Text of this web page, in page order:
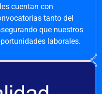
cuentan con
tanto del
que nuestros
laborales.